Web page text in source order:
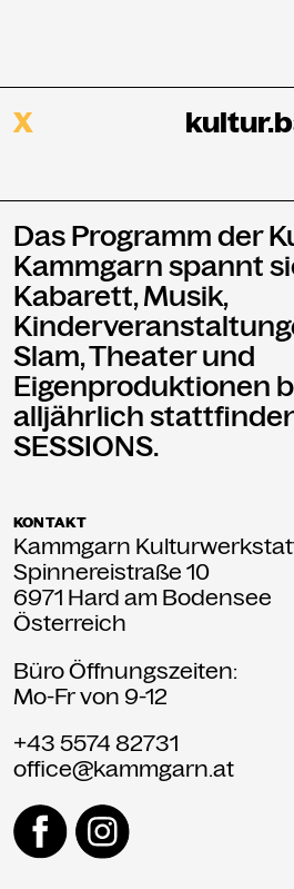
über aktuelle Events in der
Kammgarn. Jetzt
nichts mehr verpassen.
ANMELDEN
X
Das Programm der
Kammgarn spannt
Kabarett, Musik,
Slam, Theater und
Eigenproduktionen
alljährlich
SESSIONS.
KONTAKT
Kammgarn
Spinnereistraße 10
6971 Hard am Bodensee
Österreich
Büro Öffnungszeiten:
Mo-Fr von 9-12
+43 5574 82731
office@kammgarn.at